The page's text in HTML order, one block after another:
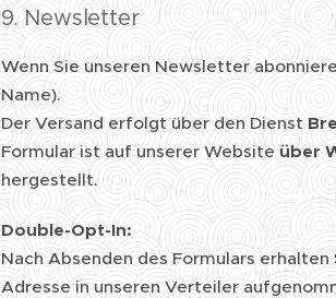
9. Newsletter
Wenn Sie unseren Newsletter
Name).
Der Versand erfolgt über den Dienst
Formular ist auf unserer Website über
hergestellt.
Double-Opt-In:
Nach Absenden des Formulars
Adresse in unseren Verteiler